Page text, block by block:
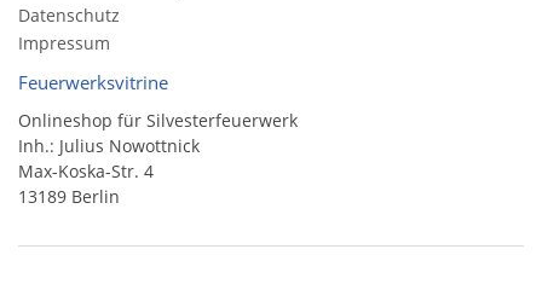
Datenschutz
Impressum
Feuerwerksvitrine
Onlineshop für Silvesterfeuerwerk
Inh.: Julius Nowottnick
Max-Koska-Str. 4
13189 Berlin